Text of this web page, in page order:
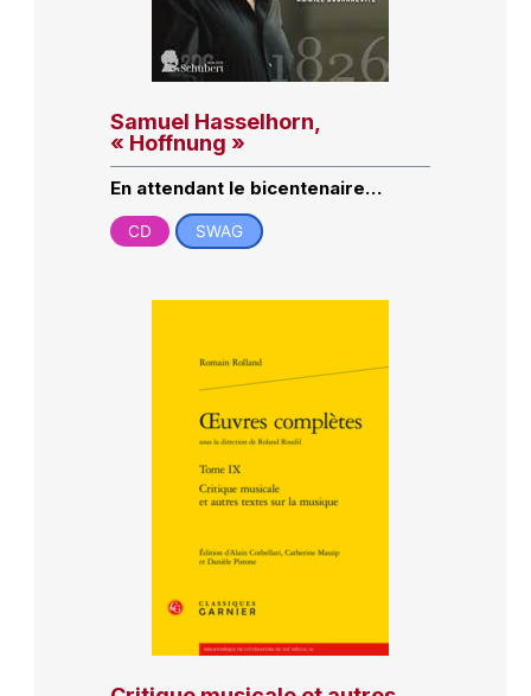
Samuel Hasselhorn,
« Hoffnung »
En attendant le bicentenaire…
CD SWAG